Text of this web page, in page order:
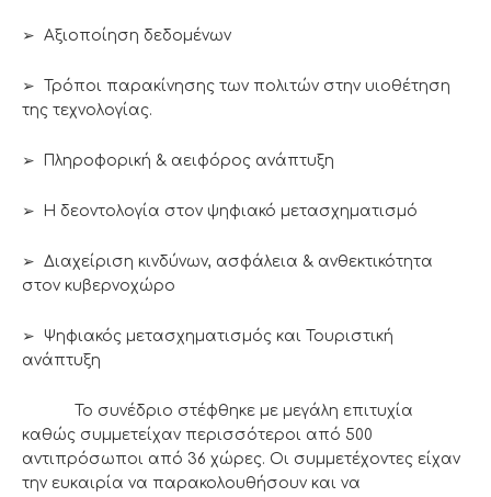
➢ Αξιοποίηση δεδομένων
➢ Τρόποι παρακίνησης των πολιτών στην υιοθέτηση
της τεχνολογίας.
➢ Πληροφορική & αειφόρος ανάπτυξη
➢ Η δεοντολογία στον ψηφιακό μετασχηματισμό
➢ Διαχείριση κινδύνων, ασφάλεια & ανθεκτικότητα
στον κυβερνοχώρο
➢ Ψηφιακός μετασχηματισμός και Τουριστική
ανάπτυξη
Το συνέδριο στέφθηκε με μεγάλη επιτυχία
καθώς συμμετείχαν περισσότεροι από 500
αντιπρόσωποι από 36 χώρες. Οι συμμετέχοντες είχαν
την ευκαιρία να παρακολουθήσουν και να